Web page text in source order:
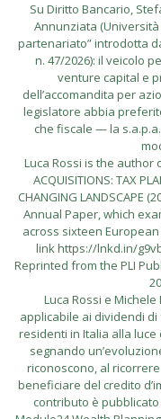
Su Diritto Bancario,
Annunziata
partenariato” introdotta
n. 47/2026): il veicolo
venture capital e
dell’accomandita per
legislatore abbia
che fiscale — la
Luca Rossi is the author
ACQUISITIONS: TAX
CHANGING LANDSCAPE
Annual Paper, which
across sixteen
link https://lnkd.in/
Reprinted from the PLI
Luca Rossi e
applicabile ai dividendi
residenti in Italia alla
segnando
riconoscono, al
beneficiare del credito
contributo è